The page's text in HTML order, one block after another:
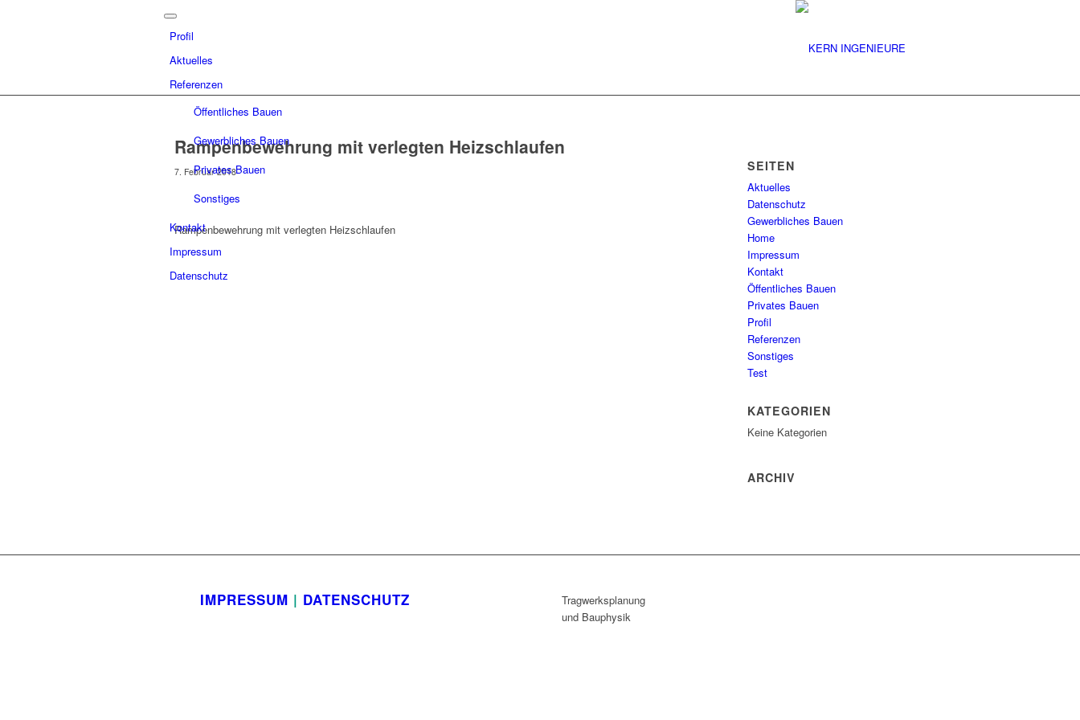
Profil
Aktuelles
Referenzen
Öffentliches Bauen
Gewerbliches Bauen
Privates Bauen
Sonstiges
Kontakt
Impressum
Datenschutz
Rampenbewehrung mit verlegten Heizschlaufen
7. Februar 2018
Rampenbewehrung mit verlegten Heizschlaufen
SEITEN
Aktuelles
Datenschutz
Gewerbliches Bauen
Home
Impressum
Kontakt
Öffentliches Bauen
Privates Bauen
Profil
Referenzen
Sonstiges
Test
KATEGORIEN
Keine Kategorien
ARCHIV
IMPRESSUM | DATENSCHUTZ
Tragwerksplanung
und Bauphysik